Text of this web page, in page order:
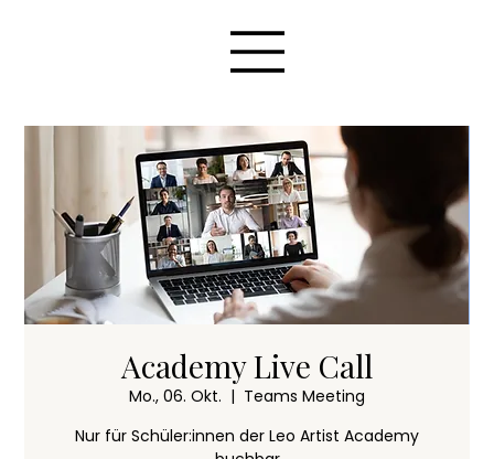
Academy Live Call
Mo., 06. Okt.
  |
Teams Meeting
Nur für Schüler:innen der Leo Artist Academy